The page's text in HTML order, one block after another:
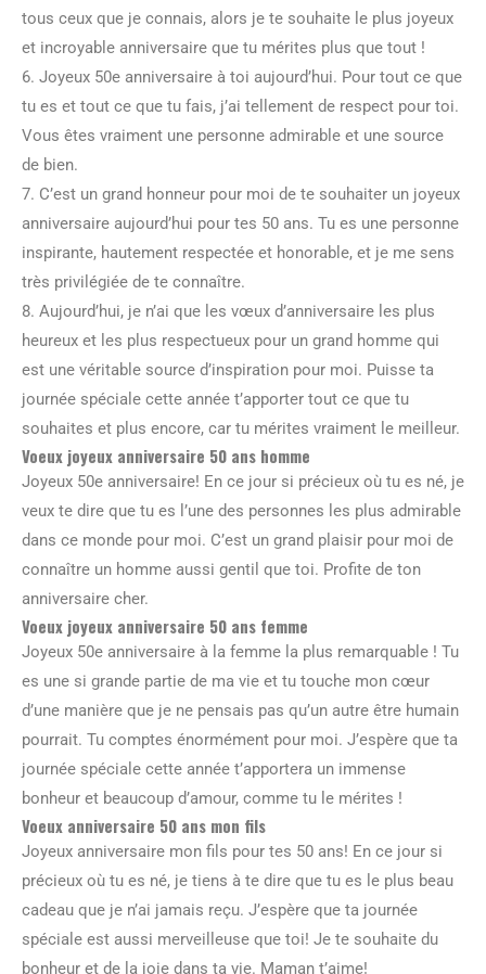
tous ceux que je connais, alors je te souhaite le plus joyeux
et incroyable anniversaire que tu mérites plus que tout !
6. Joyeux 50e anniversaire à toi aujourd’hui. Pour tout ce que
tu es et tout ce que tu fais, j’ai tellement de respect pour toi.
Vous êtes vraiment une personne admirable et une source
de bien.
7. C’est un grand honneur pour moi de te souhaiter un joyeux
anniversaire aujourd’hui pour tes 50 ans. Tu es une personne
inspirante, hautement respectée et honorable, et je me sens
très privilégiée de te connaître.
8. Aujourd’hui, je n’ai que les vœux d’anniversaire les plus
heureux et les plus respectueux pour un grand homme qui
est une véritable source d’inspiration pour moi. Puisse ta
journée spéciale cette année t’apporter tout ce que tu
souhaites et plus encore, car tu mérites vraiment le meilleur.
Voeux joyeux anniversaire 50 ans homme
Joyeux 50e anniversaire! En ce jour si précieux où tu es né, je
veux te dire que tu es l’une des personnes les plus admirable
dans ce monde pour moi. C’est un grand plaisir pour moi de
connaître un homme aussi gentil que toi. Profite de ton
anniversaire cher.
Voeux joyeux anniversaire 50 ans femme
Joyeux 50e anniversaire à la femme la plus remarquable ! Tu
es une si grande partie de ma vie et tu touche mon cœur
d’une manière que je ne pensais pas qu’un autre être humain
pourrait. Tu comptes énormément pour moi. J’espère que ta
journée spéciale cette année t’apportera un immense
bonheur et beaucoup d’amour, comme tu le mérites !
Voeux anniversaire 50 ans mon fils
Joyeux anniversaire mon fils pour tes 50 ans! En ce jour si
précieux où tu es né, je tiens à te dire que tu es le plus beau
cadeau que je n’ai jamais reçu. J’espère que ta journée
spéciale est aussi merveilleuse que toi! Je te souhaite du
bonheur et de la joie dans ta vie. Maman t’aime!